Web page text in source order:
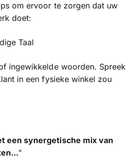
om ervoor te zorgen dat uw
doet:
Taal
ingewikkelde woorden. Spreek
in een fysieke winkel zou
een synergetische mix van
”